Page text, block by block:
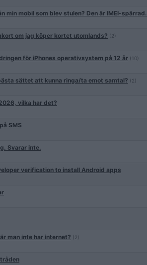
min mobil som blev stulen? Den är IMEI-spärrad.
om jag köper kortet utomlands? (2)
för iPhones operativsystem på 12 år (10)
sättet att kunna ringa/ta emot samtal? (2)
vilka har det?
SMS
Svarar inte.
verification to install Android apps
man inte har internet? (2)